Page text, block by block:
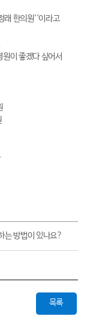
래 한의원''이라고
이 좋겠다 싶어서
는 방법이 있나요?
목록